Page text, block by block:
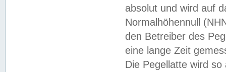
absolut und wird auf
Normalhöhennull
den Betreiber des
eine lange Zeit
Die Pegellatte wird